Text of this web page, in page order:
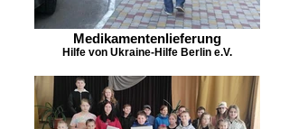
Medikamentenlieferung
Hilfe von Ukraine-Hilfe Berlin e.V.